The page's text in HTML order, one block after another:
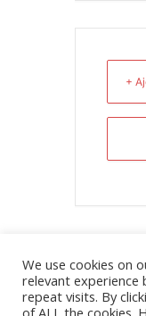
+
We use cookies on
relevant experience
repeat visits. By
of ALL the cookies.